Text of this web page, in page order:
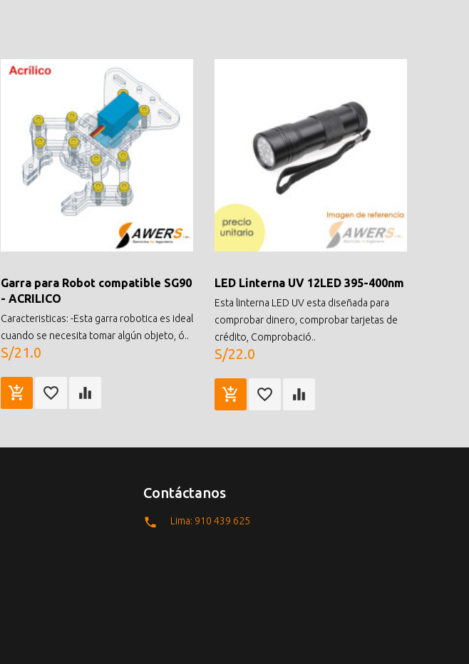
Garra para Robot compatible SG90
- ACRILICO
Caracteristicas: -Esta garra robotica es ideal
cuando se necesita tomar algún objeto, ó..
S/21.0
LED Linterna UV 12LED 395-400nm
Esta linterna LED UV esta diseñada para
comprobar dinero, comprobar tarjetas de
crédito, Comprobació..
S/22.0
Contáctanos
Lima: 910 439 625